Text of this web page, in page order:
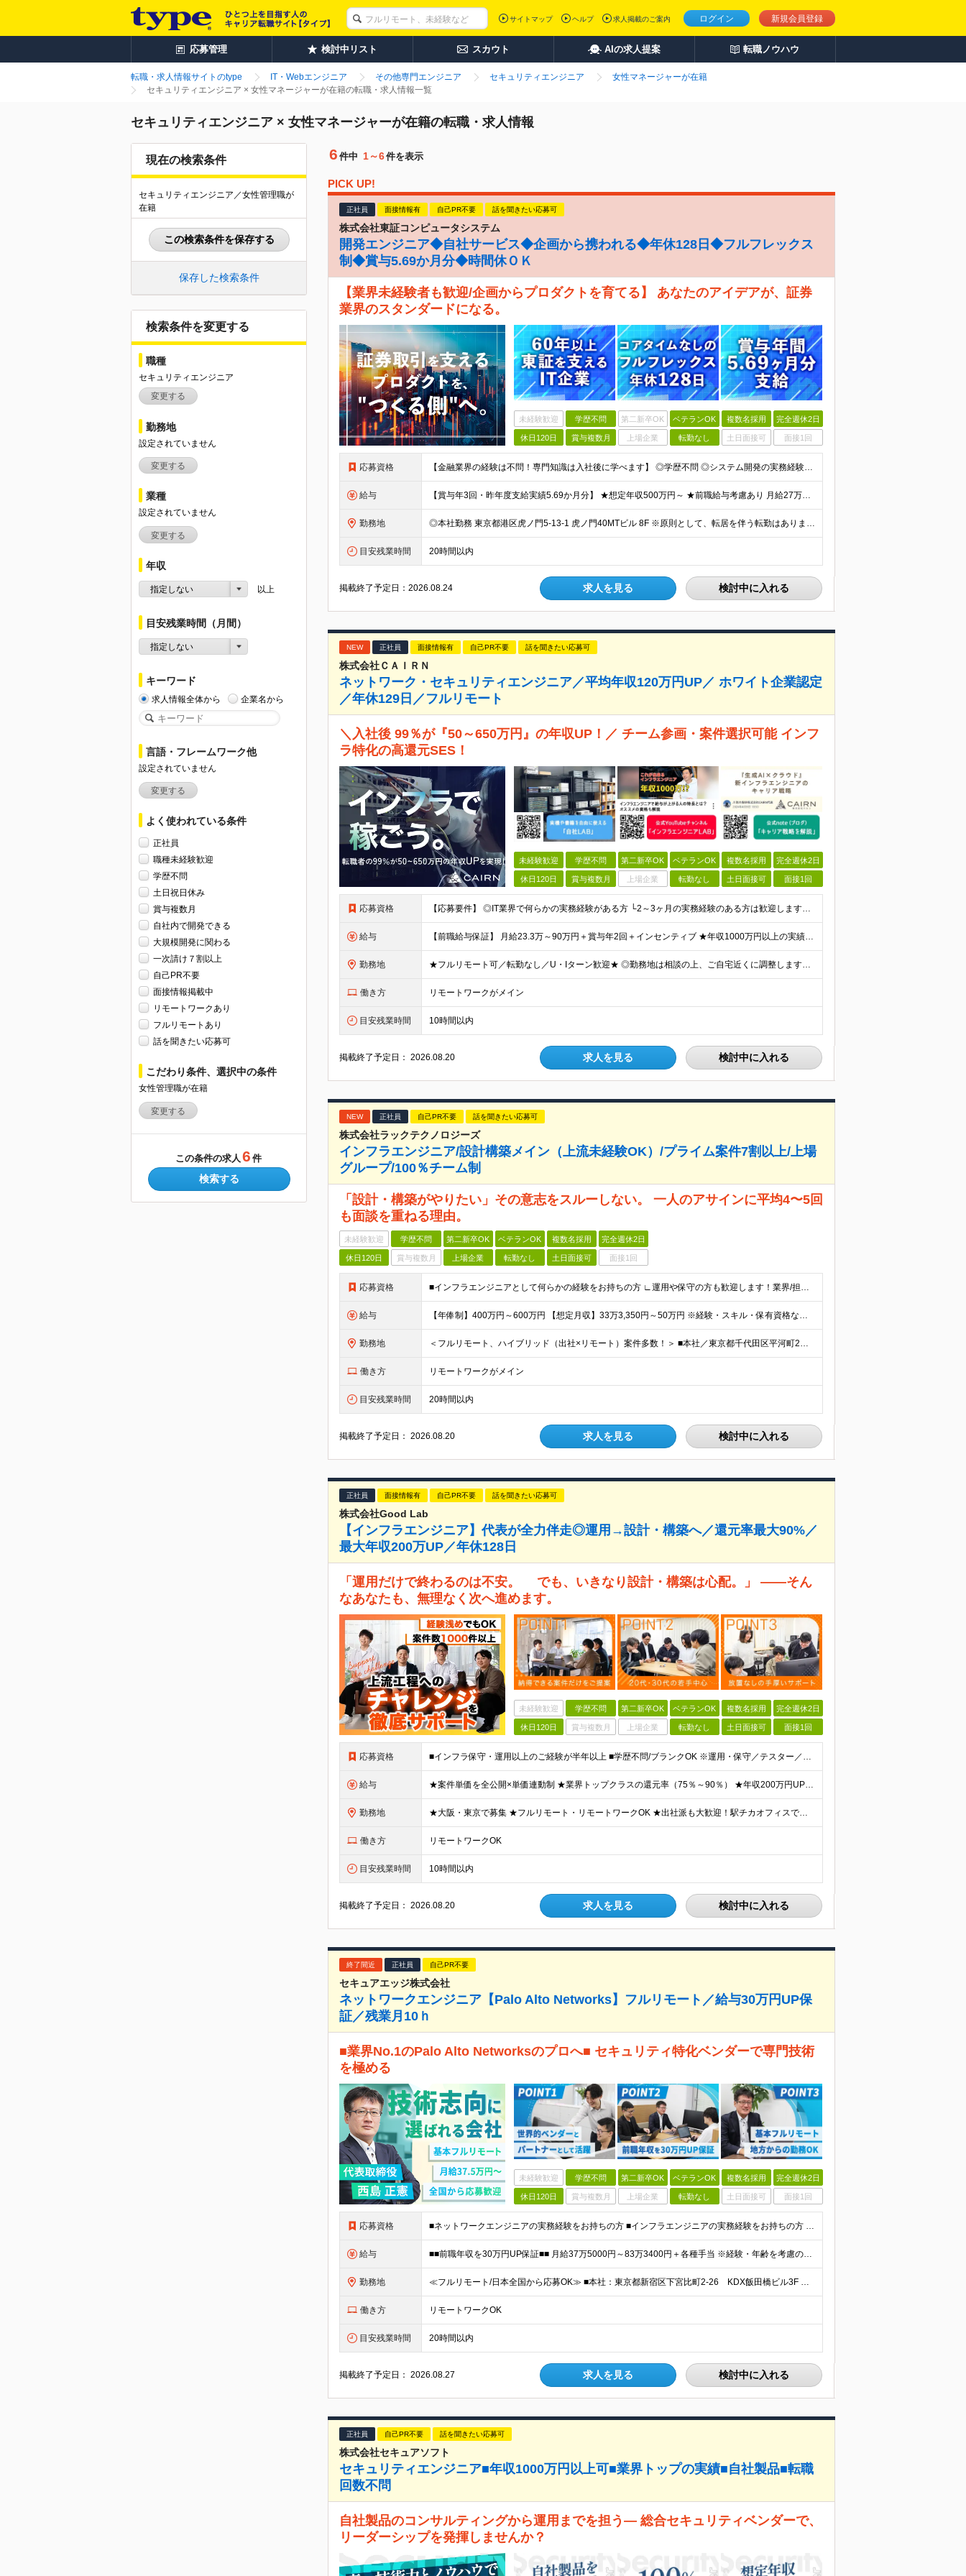
ログイン 新規会員登録
サイトマップ ヘルプ 求人掲載のご案内
応募管理 検討中リスト スカウト AIの求人提案 転職ノウハウ
転職・求人情報サイトのtype IT・Webエンジニア その他専門エンジニア セキュリティエンジニア
女性マネージャーが在籍
セキュリティエンジニア × 女性マネージャーが在籍の転職・求人情報一覧
セキュリティエンジニア × 女性マネージャーが在籍の転職・求人情報
現在の検索条件
セキュリティエンジニア／女性管理職が
在籍
この検索条件を保存する
保存した検索条件
検索条件を変更する
職種
セキュリティエンジニア
変更する
勤務地
設定されていません
変更する
業種
設定されていません
変更する
年収
指定しない 以上
目安残業時間（月間）
指定しない
キーワード
求人情報全体から 企業名から
言語・フレームワーク他
設定されていません
変更する
よく使われている条件
正社員
職種未経験歓迎
学歴不問
土日祝日休み
賞与複数月
自社内で開発できる
大規模開発に関わる
一次請け７割以上
自己PR不要
面接情報掲載中
リモートワークあり
フルリモートあり
話を聞きたい応募可
こだわり条件、選択中の条件
女性管理職が在籍
変更する
この条件の求人 6 件
検索する
6 件中 1～6件を表示
PICK UP!
正社員 面接情報有 自己PR不要 話を聞きたい応募可
株式会社東証コンピュータシステム
開発エンジニア◆自社サービス◆企画から携われる◆年休128日◆フルフレックス
制◆賞与5.69か月分◆時間休ＯＫ
【業界未経験者も歓迎/企画からプロダクトを育てる】 あなたのアイデアが、証券
業界のスタンダードになる。
未経験歓迎 学歴不問 第二新卒OK ベテランOK 複数名採用 完全週休2日
休日120日 賞与複数月 上場企業 転勤なし 土日面接可 面接1回
応募資格 【金融業界の経験は不問！専門知識は入社後に学べます】 ◎学歴不問 ◎システム開発の実務経験をお持ちの方 └3年以上・Java、C#いずれかの使用経験をお持ちの方を想定しております 【以下のような方は
給与 【賞与年3回・昨年度支給実績5.69か月分】 ★想定年収500万円～ ★前職給与考慮あり 月給27万円～59万円 +残業代全額支給(1分単位、監督職以下) +人事評価による賞与年2回（4月/10月）
勤務地 ◎本社勤務 東京都港区虎ノ門5-13-1 虎ノ門40MTビル 8F ※原則として、転居を伴う転勤はありません ※(変更の範囲)上記を除く当社関連勤務地
目安残業時間 20時間以内
掲載終了予定日：2026.08.24 求人を見る 検討中に入れる
NEW 正社員 面接情報有 自己PR不要 話を聞きたい応募可
株式会社ＣＡＩＲＮ
ネットワーク・セキュリティエンジニア／平均年収120万円UP／ ホワイト企業認定
／年休129日／フルリモート
＼入社後 99％が『50～650万円』の年収UP！／ チーム参画・案件選択可能 インフ
ラ特化の高還元SES！
未経験歓迎 学歴不問 第二新卒OK ベテランOK 複数名採用 完全週休2日
休日120日 賞与複数月 上場企業 転勤なし 土日面接可 面接1回
応募資格 【応募要件】 ◎IT業界で何らかの実務経験がある方 └2～3ヶ月の実務経験のある方は歓迎します！ 例）PCキッティングやモバイル通信基地局の業務経験者など インフラエンジニアとしてご経験のある方は、
給与 【前職給与保証】 月給23.3万～90万円＋賞与年2回＋インセンティブ ★年収1000万円以上の実績あり！ ※上記月給には月20～30時間分（2万9,300円～21万7,900円）の固定残業代を含み
勤務地 ★フルリモート可／転勤なし／U・Iターン歓迎★ ◎勤務地は相談の上、ご自宅近くに調整します！ 【勤務地】 本社、または東京／埼玉／千葉／神奈川／愛知／仙台のクライアント先 ◎完全在宅（フルリモート）
働き方 リモートワークがメイン
目安残業時間 10時間以内
掲載終了予定日：2026.08.20 求人を見る 検討中に入れる
NEW 正社員 自己PR不要 話を聞きたい応募可
株式会社ラックテクノロジーズ
インフラエンジニア/設計構築メイン（上流未経験OK）/プライム案件7割以上/上場
グループ/100％チーム制
「設計・構築がやりたい」その意志をスルーしない。 一人のアサインに平均4〜5回
も面談を重ねる理由。
未経験歓迎 学歴不問 第二新卒OK ベテランOK 複数名採用 完全週休2日
休日120日 賞与複数月 上場企業 転勤なし 土日面接可 面接1回
応募資格 ■インフラエンジニアとして何らかの経験をお持ちの方 ∟運用や保守の方も歓迎します！業界/担当フェーズは問いません 100％チーム配属なので、サポート体制が整っています！ ■学歴不問 ＜こんな想い
給与 【年俸制】400万円～600万円 【想定月収】33万3,350円～50万円 ※経験・スキル・保有資格などを考慮して決定します。 ※月額給与は年俸の12分の1を毎月支給します。 ※年俸には前払退職金、住
勤務地 ＜フルリモート、ハイブリッド（出社×リモート）案件多数！＞ ■本社／東京都千代田区平河町2丁目16番1号 平河町森タワー ※転居を伴う転勤はありません。 ■クライアント先（東京・神奈川・千葉・埼玉）
働き方 リモートワークがメイン
目安残業時間 20時間以内
掲載終了予定日：2026.08.20 求人を見る 検討中に入れる
正社員 面接情報有 自己PR不要 話を聞きたい応募可
株式会社Good Lab
【インフラエンジニア】代表が全力伴走◎運用→設計・構築へ／還元率最大90%／
最大年収200万UP／年休128日
「運用だけで終わるのは不安。 でも、いきなり設計・構築は心配。」 ——そん
なあなたも、無理なく次へ進めます。
未経験歓迎 学歴不問 第二新卒OK ベテランOK 複数名採用 完全週休2日
休日120日 賞与複数月 上場企業 転勤なし 土日面接可 面接1回
応募資格 ■インフラ保守・運用以上のご経験が半年以上 ■学歴不問/ブランクOK ※運用・保守／テスター／デバッガー／キッティングのみの経験でもOKです。 《 こんな気持ちがあれば、まず話しましょう！ 》 ・
給与 ★案件単価を全公開×単価連動制 ★業界トップクラスの還元率（75％～90％） ★年収200万円UPの実績あり！ 月給35～85万円（固定残業代含む）＋賞与年1回＋各種手当 ※固定残業代は、時間外労働
勤務地 ★大阪・東京で募集 ★フルリモート・リモートワークOK ★出社派も大歓迎！駅チカオフィスで通勤ラクラク ★会社都合の転勤なし ■大阪本社 大阪府大阪市北区西天満5丁目16-3 西天満ファイブビル 6
働き方 リモートワークOK
目安残業時間 10時間以内
掲載終了予定日：2026.08.20 求人を見る 検討中に入れる
終了間近 正社員 自己PR不要
セキュアエッジ株式会社
ネットワークエンジニア【Palo Alto Networks】フルリモート／給与30万円UP保
証／残業月10ｈ
■業界No.1のPalo Alto Networksのプロへ■ セキュリティ特化ベンダーで専門技術
を極める
未経験歓迎 学歴不問 第二新卒OK ベテランOK 複数名採用 完全週休2日
休日120日 賞与複数月 上場企業 転勤なし 土日面接可 面接1回
応募資格 ■ネットワークエンジニアの実務経験をお持ちの方 ■インフラエンジニアの実務経験をお持ちの方 ■学歴不問・第二新卒歓迎 「Palo Alto Networksに関わりスキルアップしたい」 「AI時代で
給与 ■■前職年収を30万円UP保証■■ 月給37万5000円～83万3400円＋各種手当 ※経験・年齢を考慮の上、決定します。 ※月給額には20時間相当（44,500円～98,400円）のみなし残業手当
勤務地 ≪フルリモート/日本全国から応募OK≫ ■本社：東京都新宿区下宮比町2-26 KDX飯田橋ビル3F ※業務拡大につき、移転したばかりの新オフィス ※転勤なし ※週1回程度の出社がございます（地方在住
働き方 リモートワークOK
目安残業時間 20時間以内
掲載終了予定日：2026.08.27 求人を見る 検討中に入れる
正社員 自己PR不要 話を聞きたい応募可
株式会社セキュアソフト
セキュリティエンジニア■年収1000万円以上可■業界トップの実績■自社製品■転職
回数不問
自社製品のコンサルティングから運用までを担う― 総合セキュリティベンダーで、
リーダーシップを発揮しませんか？